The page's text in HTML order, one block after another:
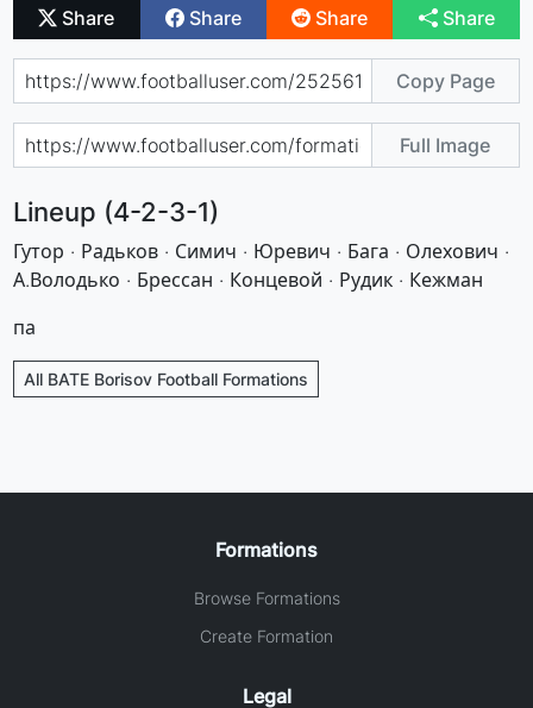
Share Share Share Share
Copy Page
Full Image
Lineup (4-2-3-1)
Гутор · Радьков · Симич · Юревич · Бага · Олехович ·
А.Володько · Брессан · Концевой · Рудик · Кежман
па
All BATE Borisov Football Formations
Formations
Browse Formations
Create Formation
Legal